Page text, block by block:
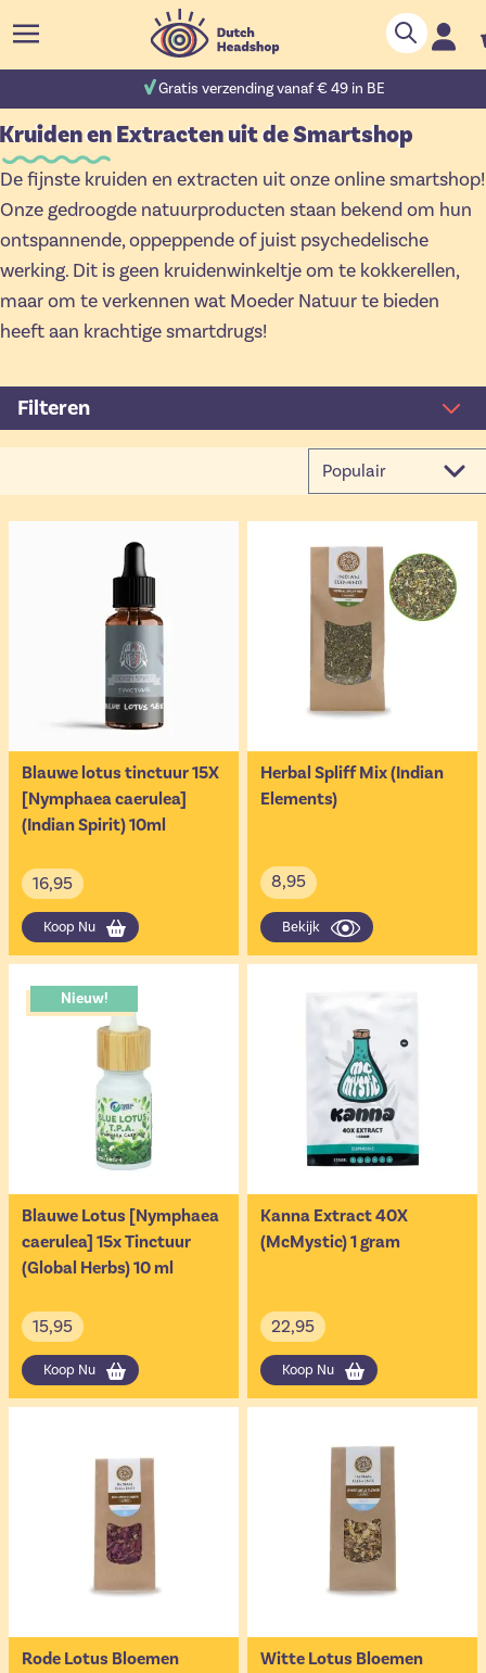
Zoek
Gratis verzending vanaf € 49 in BE
Kruiden en Extracten uit de Smartshop
De fijnste kruiden en extracten uit onze online smartshop!
Onze gedroogde natuurproducten staan bekend om hun
ontspannende, oppeppende of juist psychedelische
werking. Dit is geen kruidenwinkeltje om te kokkerellen,
maar om te verkennen wat Moeder Natuur te bieden
heeft aan krachtige smartdrugs!
Filteren
Blauwe lotus tinctuur 15X
[Nymphaea caerulea]
(Indian Spirit) 10ml
16,95
Koop Nu
Herbal Spliff Mix (Indian
Elements)
8,95
Bekijk
Nieuw!
Blauwe Lotus [Nymphaea
caerulea] 15x Tinctuur
(Global Herbs) 10 ml
15,95
Koop Nu
Kanna Extract 40X
(McMystic) 1 gram
22,95
Koop Nu
Rode Lotus Bloemen
Witte Lotus Bloemen